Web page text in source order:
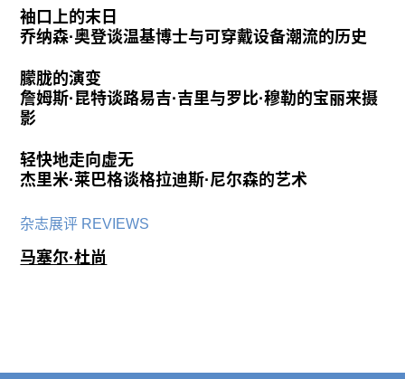
袖口上的末日
乔纳森·奥登谈温基博士与可穿戴设备潮流的历史
朦胧的演变
詹姆斯·昆特谈路易吉·吉里与罗比·穆勒的宝丽来摄
影
轻快地走向虚无
杰里米·莱巴格谈格拉迪斯·尼尔森的艺术
杂志展评 REVIEWS
马塞尔·杜尚